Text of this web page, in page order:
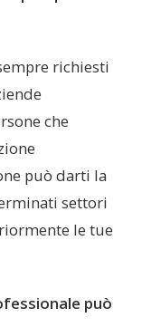
richiesti
che
può darti la
settori
le tue
può